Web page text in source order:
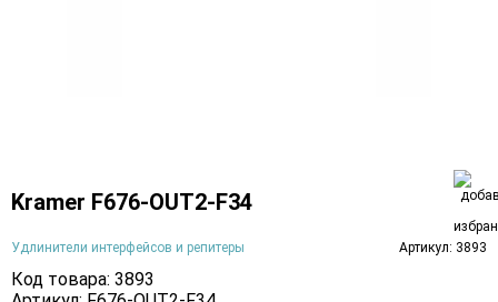
Kramer F676-OUT2-F34
Удлинители интерфейсов и репитеры Артикул: 3893
Код товара: 3893